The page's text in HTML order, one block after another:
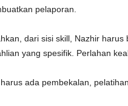
pelaporan.
dari sisi skill, Nazhir
yang spesifik. Perlahan
ada pembekalan,